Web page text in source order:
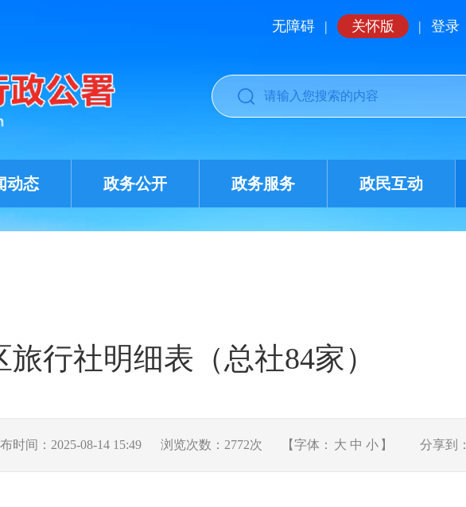
无障碍 | 关怀版 | 登录
动态 政务公开 政务服务 政民互动
旅行社明细表（总社84家）
时间：2025-08-14 15:49 浏览次数： 2772次 【字体： 大 中 小 】 分享到：